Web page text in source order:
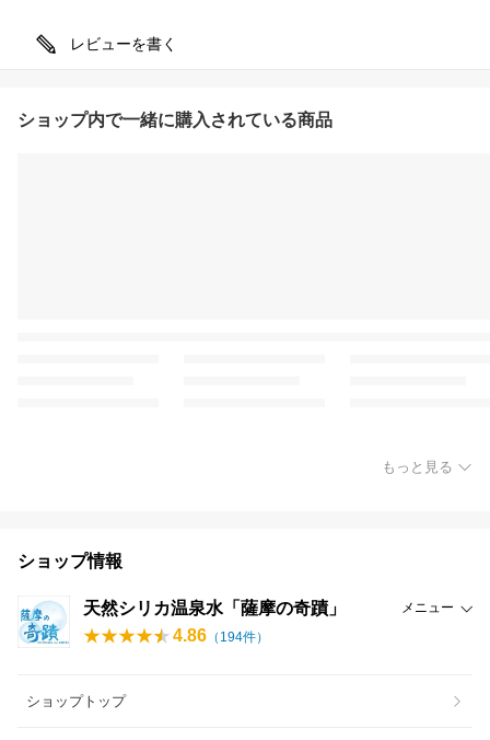
レビューを書く
ショップ内で一緒に購入されている商品
もっと見る
ショップ情報
天然シリカ温泉水「薩摩の奇蹟」 メニュー
4.86 （ 194件）
ショップトップ